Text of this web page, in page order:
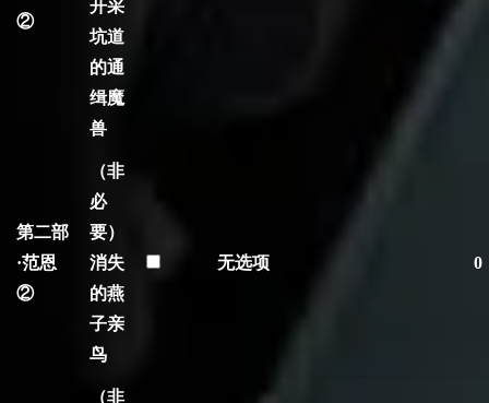
②
开采
坑道
的通
缉魔
兽
第二部
·范恩
②
（非
必
要）
消失
的燕
子亲
鸟
无选项 0
（非